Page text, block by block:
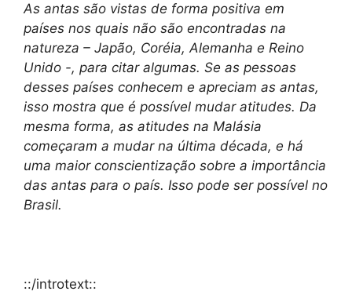
As antas são vistas de forma positiva em
países nos quais não são encontradas na
natureza – Japão, Coréia, Alemanha e Reino
Unido -, para citar algumas. Se as pessoas
desses países conhecem e apreciam as antas,
isso mostra que é possível mudar atitudes. Da
mesma forma, as atitudes na Malásia
começaram a mudar na última década, e há
uma maior conscientização sobre a importância
das antas para o país. Isso pode ser possível no
Brasil.
::/introtext::